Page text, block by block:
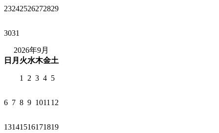
23242526272829
3031
2026年9月
日 月 火水木金土
1 2 3 4 5
6 7 8 9 1011 12
13141516171819